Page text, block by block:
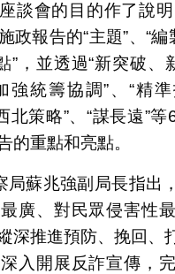
談會的目的作了說
政報告的“主題”、“編
”，並透過“新突破、
強統籌協調”、“精
北策略”、“謀長遠”
的重點和亮點。
局蘇兆強副局長指出
廣、對民眾侵害性
深推進預防、挽回、
入開展反詐宣傳，